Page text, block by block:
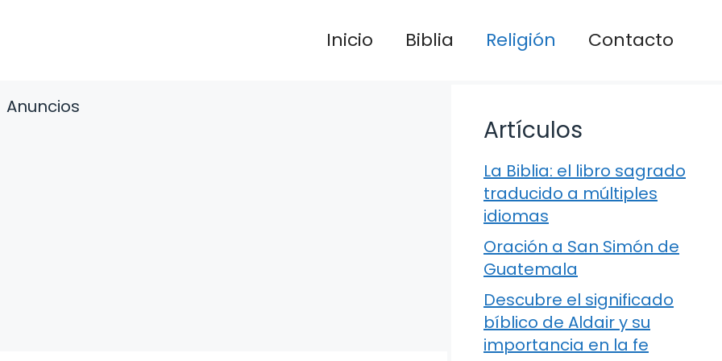
Inicio Biblia Religión Contacto
Anuncios
Artículos
La Biblia: el libro sagrado
traducido a múltiples
idiomas
Oración a San Simón de
Guatemala
Descubre el significado
bíblico de Aldair y su
importancia en la fe